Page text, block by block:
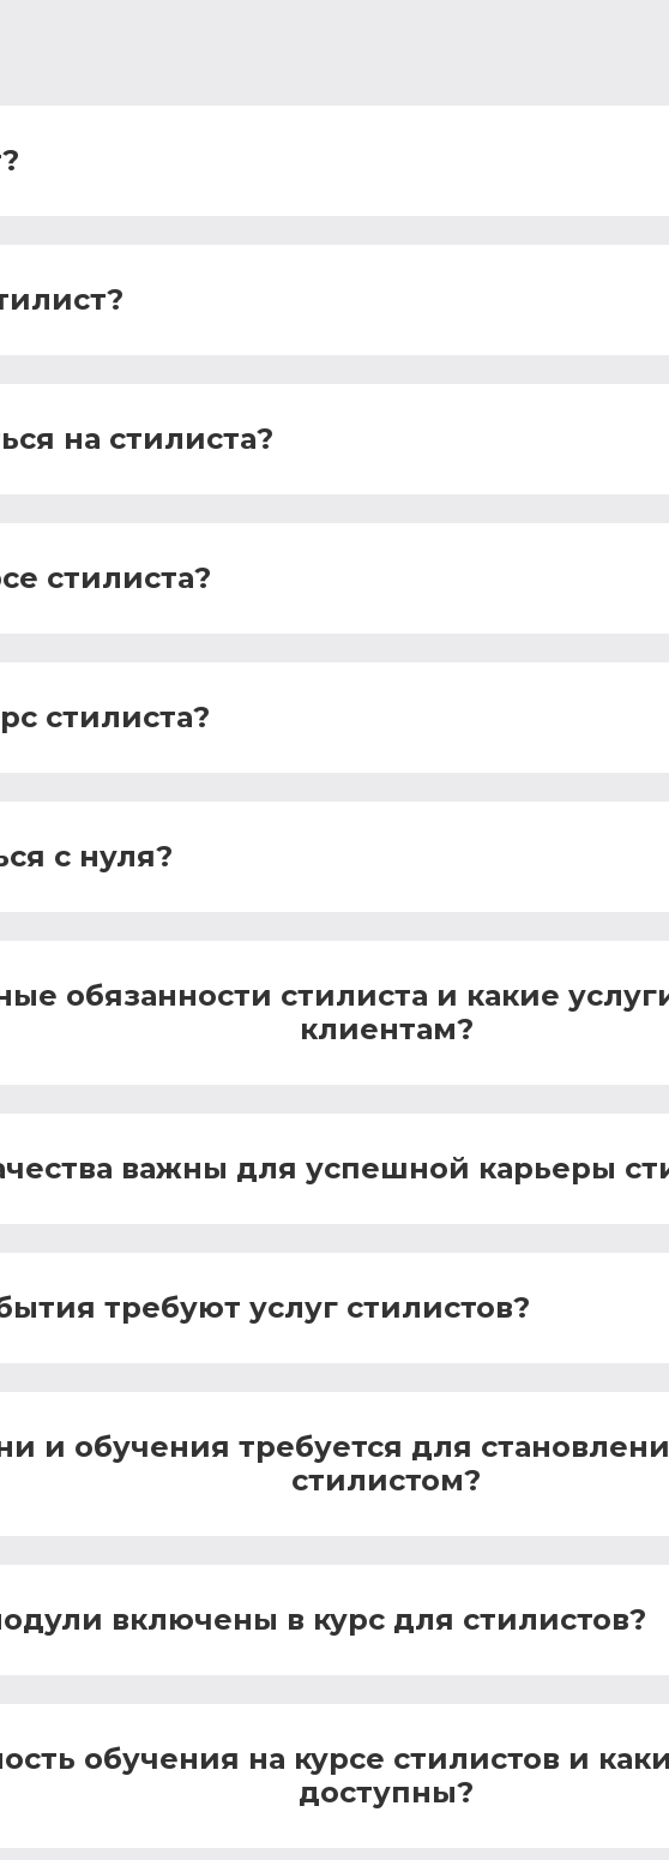
на стилиста?
стилиста?
стилиста?
с нуля?
обязанности стилиста и какие
клиентам?
важны для успешной карьеры
требуют услуг стилистов?
и обучения требуется для
стилистом?
включены в курс для стилистов?
обучения на курсе стилистов и
доступны?